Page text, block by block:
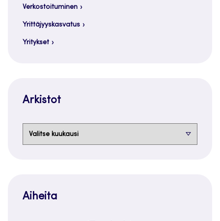
Verkostoituminen
Yrittäjyyskasvatus
Yritykset
Arkistot
Aiheita